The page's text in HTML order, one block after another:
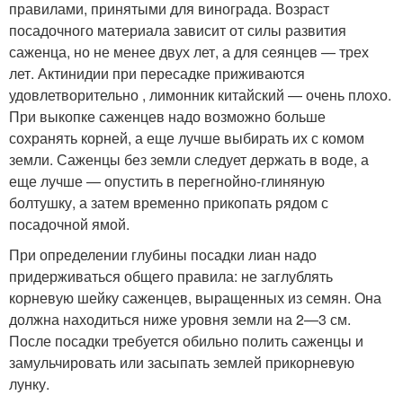
правилами, принятыми для винограда. Возраст
посадочного материала зависит от силы разви­тия
саженца, но не менее двух лет, а для сеянцев — трех
лет. Актинидии при пересадке приживаются
удовлетворительно , лимонник китайский — очень плохо.
При выкопке саженцев надо возможно больше
сохранять корней, а еще лучше выбирать их с комом
земли. Саженцы без земли следует держать в воде, а
еще лучше — опустить в перегнойно-глиняную
болтушку, а затем временно прикопать рядом с
посадочной ямой.
При определении глубины посадки лиан надо
придерживаться общего правила: не заглублять
корневую шейку саженцев, выращенных из семян. Она
должна на­ходиться ниже уровня земли на 2—3 см.
После посадки требуется обильно полить саженцы и
замульчировать или засыпать землей прикорневую
лунку.